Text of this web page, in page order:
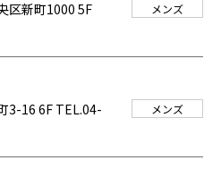
区新町1000 5F
メンズ
3-16 6F TEL.04-
メンズ